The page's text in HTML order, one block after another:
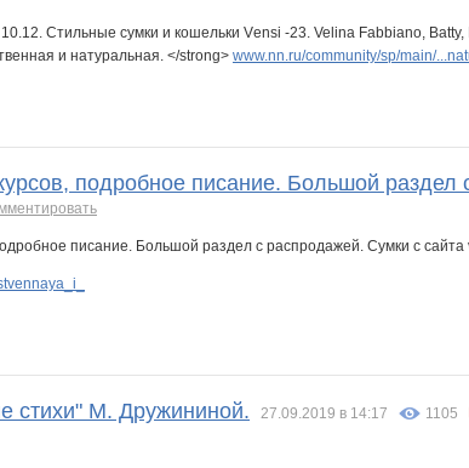
Стильные сумки и кошельки Vеnsi -23. Velina Fabbiano,
и натуральная. </strong> www.nn.ru/community/sp/main/
подробное писание. Большой
стихи" М. Дружининой. 27.09.2019 в 14:17 1105